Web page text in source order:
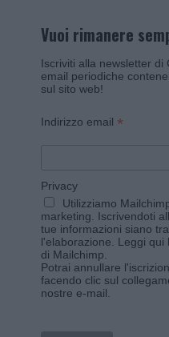
Vuoi rimanere
Iscriviti alla newsletter di
email periodiche
sul sito web!
Indirizzo email *
Privacy
Utilizziamo
marketing. Iscrivendoti
tue informazioni siano
l'elaborazione. Leggi qui
di Mailchimp
Potrai annullare
facendo clic sul
nostre e-mail.